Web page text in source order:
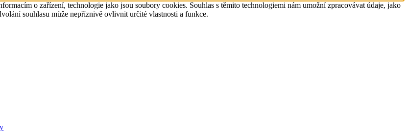
o zařízení, technologie jako jsou soubory cookies. Souhlas s těmito technologiemi nám umožní zpracovávat údaje, jako
souhlasu může nepříznivě ovlivnit určité vlastnosti a funkce.